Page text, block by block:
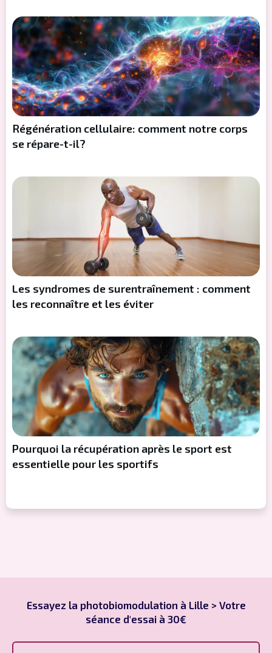
Régénération cellulaire: comment notre corps
se répare-t-il?
Les syndromes de surentraînement : comment
les reconnaître et les éviter
Pourquoi la récupération après le sport est
essentielle pour les sportifs
Essayez la photobiomodulation à Lille > Votre
séance d'essai à 30€